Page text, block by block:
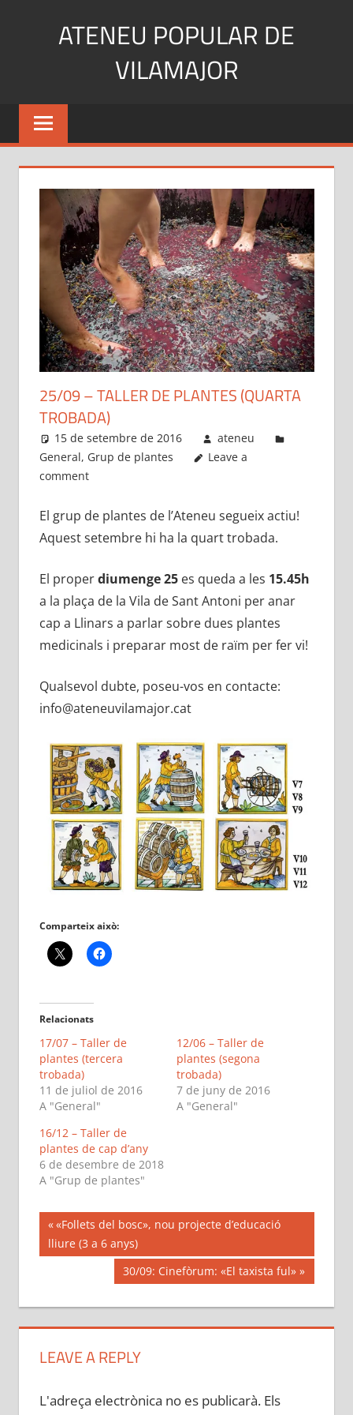
ATENEU POPULAR DE
VILAMAJOR
25/09 – TALLER DE PLANTES (QUARTA
TROBADA)
15 de setembre de 2016
ateneu
General, Grup de plantes
Leave a
comment
El grup de plantes de l’Ateneu segueix actiu!
Aquest setembre hi ha la quart trobada.
El properdiumenge 25es queda a les 15.45h
a la plaça de la Vila de Sant Antoni per anar
cap a Llinars a parlar sobre dues plantes
medicinals i preparar most de raïm per fer vi!
Qualsevol dubte, poseu-vos en contacte:
info@ateneuvilamajor.cat
Comparteix això:
Relacionats
17/07 – Taller de
plantes (tercera
trobada)
11 de juliol de 2016
A "General"
12/06 – Taller de
plantes (segona
trobada)
7 de juny de 2016
A "General"
16/12 – Taller de
plantes de cap d’any
6 de desembre de 2018
A "Grup de plantes"
Navegació
d'entrades
Previous
Post:
«Follets del bosc», nou projecte d’educació
lliure (3 a 6 anys)
Next
Post:
30/09: Cinefòrum: «El taxista ful»
LEAVE A REPLY
L'adreça electrònica no es publicarà. Els